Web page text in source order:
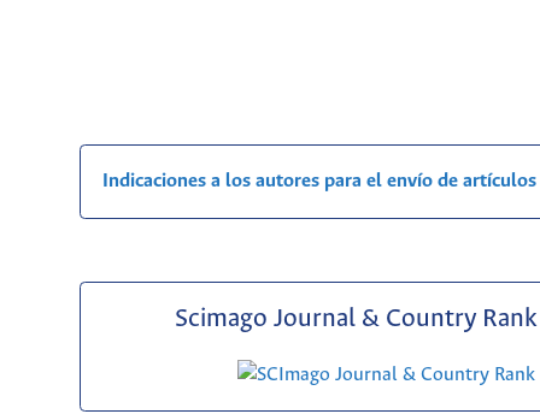
Indicaciones a los autores para el envío de artículos
Scimago Journal & Country Rank